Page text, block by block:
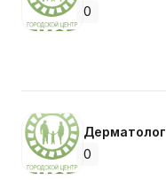
0
Дерматолог
0